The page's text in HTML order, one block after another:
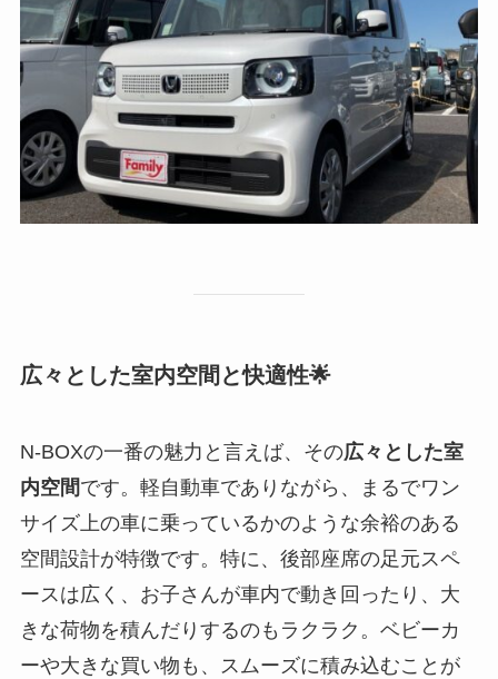
広々とした室内空間と快適性🌟
N-BOXの一番の魅力と言えば、その広々とした室
内空間です。軽自動車でありながら、まるでワン
サイズ上の車に乗っているかのような余裕のある
空間設計が特徴です。特に、後部座席の足元スペ
ースは広く、お子さんが車内で動き回ったり、大
きな荷物を積んだりするのもラクラク。ベビーカ
ーや大きな買い物も、スムーズに積み込むことが